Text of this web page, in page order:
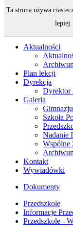
Odwiedza nas 100
Aktualności
Plan lekcji
Dyrekcja
Dyrektor
Galeria
Szkoła
Nadanie
Wspólne
Kontakt
Wywiadówki
Dokumenty
Przedszkole
Informacje
Przedszkole -
Ta strona używa
lepiej.